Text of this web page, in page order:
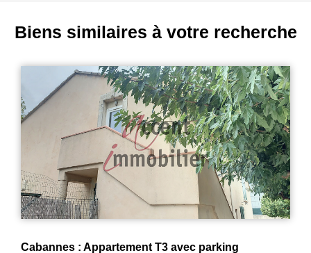
Biens similaires à votre recherche
Cabannes : Appartement T3 avec parking